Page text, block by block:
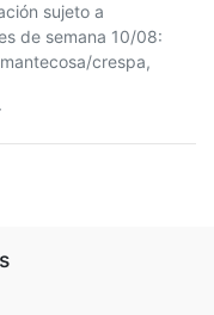
sujeto a
de semana 10/08:
crespa,